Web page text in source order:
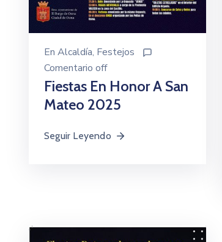
En Alcaldía‚ Festejos
Comentario off
Fiestas En Honor A San
Mateo 2025
Seguir Leyendo